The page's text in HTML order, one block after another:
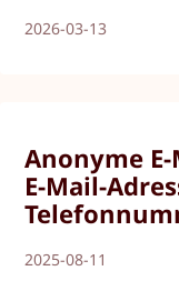
2026-03-13
Anonyme
E-Mail-
2025-08-11